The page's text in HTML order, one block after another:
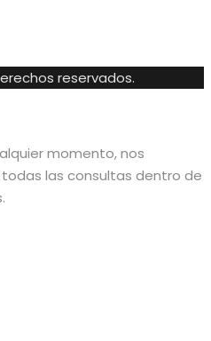
reservados.
momento, nos
las consultas dentro de